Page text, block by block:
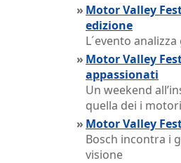
» Motor Valley
edizione
L´evento
» Motor Valley
appassionati
Un weekend
quella dei i motori
» Motor Valley
Bosch incontra i
visione